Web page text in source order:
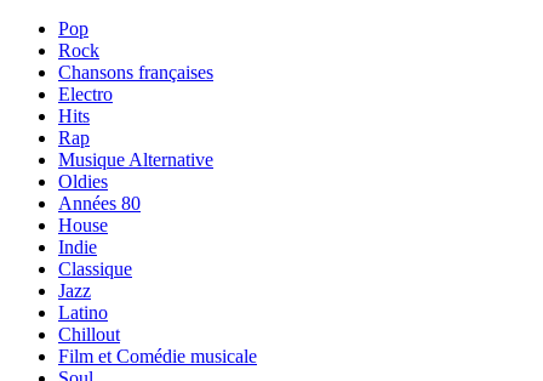
Pop
Rock
Chansons françaises
Electro
Hits
Rap
Musique Alternative
Oldies
Années 80
House
Indie
Classique
Jazz
Latino
Chillout
Film et Comédie musicale